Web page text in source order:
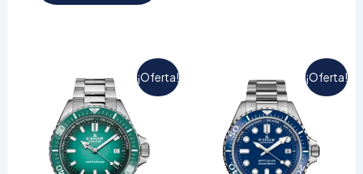
¡Oferta!
El
precio
$3,271,000.00.
El
precio
$2,616,800.00.
¡Oferta!
El
precio
El
precio